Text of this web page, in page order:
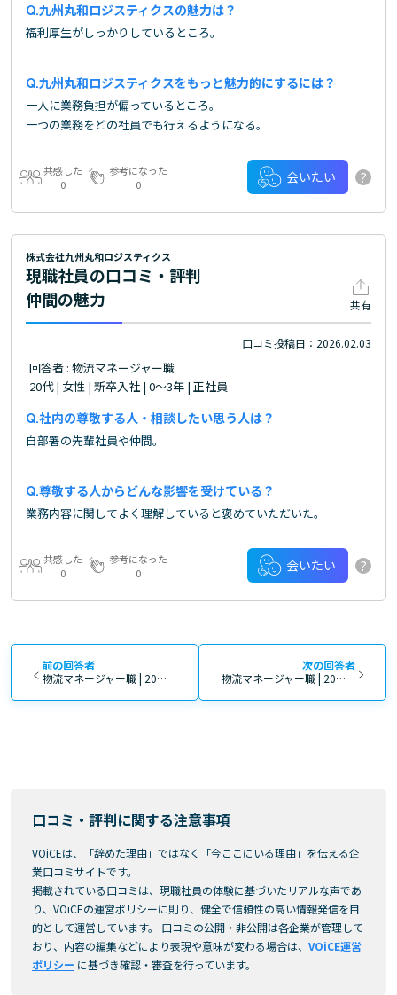
九州丸和ロジスティクスの魅力は？
福利厚生がしっかりしているところ。
九州丸和ロジスティクスをもっと魅力的にするには？
一人に業務負担が偏っているところ。
一つの業務をどの社員でも行えるようになる。
共感した
0
参考になった
0
会いたい ?
株式会社九州丸和ロジスティクス
現職社員の口コミ・評判
仲間の魅力
共有
口コミ投稿日：2026.02.03
回答者 : 物流マネージャー職
20代 | 女性 | 新卒入社 | 0～3年 | 正社員
社内の尊敬する人・相談したい思う人は？
自部署の先輩社員や仲間。
尊敬する人からどんな影響を受けている？
業務内容に関してよく理解していると褒めていただいた。
共感した
0
参考になった
0
会いたい ?
前の回答者
物流マネージャー職 | 20代 | 男性 | 新卒入社 | 0～3年 | 正社員
次の回答者
物流マネージャー職 | 20代 | 男性 | 新卒入社 | 0～3年 | 正社員
口コミ・評判に関する注意事項
VOiCEは、「辞めた理由」ではなく「今ここにいる理由」を伝える企
業口コミサイトです。
掲載されている口コミは、現職社員の体験に基づいたリアルな声であ
り、VOiCEの運営ポリシーに則り、健全で信頼性の高い情報発信を目
的として運営しています。 口コミの公開・非公開は各企業が管理して
おり、内容の編集などにより表現や意味が変わる場合は、 VOiCE運営
ポリシー に基づき確認・審査を行っています。